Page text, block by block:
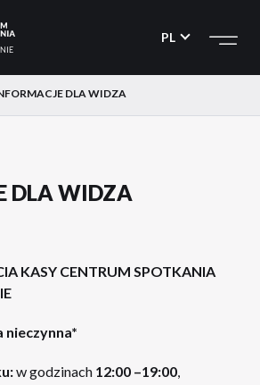
PL
DLA WIDZA
DLA WIDZA
KASY CENTRUM SPOTKANIA
nieczynna*
w godzinach 12:00 –19:00,